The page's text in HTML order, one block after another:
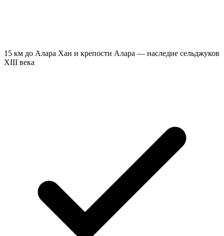
15 км до Алара Хан и крепости Алара — наследие сельджуков
XIII века